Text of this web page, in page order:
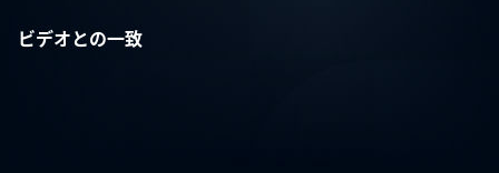
ビデオとの一致